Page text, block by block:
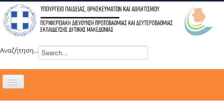
Αναζήτηση...
Εναλλαγή